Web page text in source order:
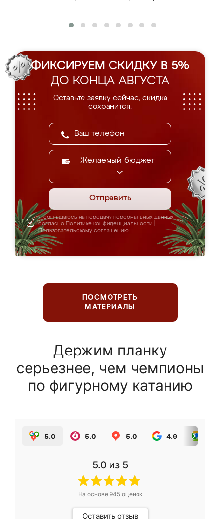
ФИКСИРУЕМ СКИДКУ В 5%
ДО КОНЦА АВГУСТА
Оставьте заявку сейчас, скидка
сохранится.
Желаемый бюджет
Отправить
Я соглашаюсь на передачу персональных данных
согласно Политике конфиденциальности
Пользовательскому соглашению
ПОСМОТРЕТЬ
МАТЕРИАЛЫ
Держим планку
серьезнее, чем чемпионы
по фигурному катанию
5.0 5.0 5.0 4.9
5.0 из 5
На основе 945оценок
Оставить отзыв